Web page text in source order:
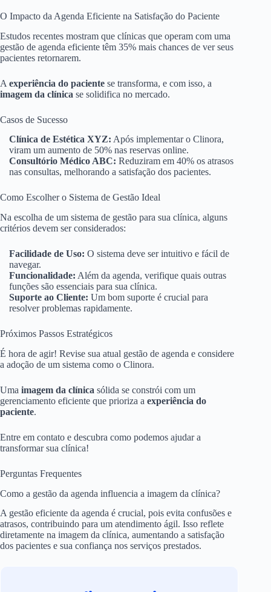
O Impacto da Agenda Eficiente na Satisfação do Paciente
Estudos recentes mostram que clínicas que operam com uma
gestão de agenda eficiente têm 35% mais chances de ver seus
pacientes retornarem.
A experiência do paciente se transforma, e com isso, a
imagem da clínica se solidifica no mercado.
Casos de Sucesso
Clínica de Estética XYZ: Após implementar o Clinora,
viram um aumento de 50% nas reservas online.
Consultório Médico ABC: Reduziram em 40% os atrasos
nas consultas, melhorando a satisfação dos pacientes.
Como Escolher o Sistema de Gestão Ideal
Na escolha de um sistema de gestão para sua clínica, alguns
critérios devem ser considerados:
Facilidade de Uso: O sistema deve ser intuitivo e fácil de
navegar.
Funcionalidade: Além da agenda, verifique quais outras
funções são essenciais para sua clínica.
Suporte ao Cliente: Um bom suporte é crucial para
resolver problemas rapidamente.
Próximos Passos Estratégicos
É hora de agir! Revise sua atual gestão de agenda e considere
a adoção de um sistema como o Clinora.
Uma imagem da clínica sólida se constrói com um
gerenciamento eficiente que prioriza a experiência do
paciente.
Entre em contato e descubra como podemos ajudar a
transformar sua clínica!
Perguntas Frequentes
Como a gestão da agenda influencia a imagem da clínica?
A gestão eficiente da agenda é crucial, pois evita confusões e
atrasos, contribuindo para um atendimento ágil. Isso reflete
diretamente na imagem da clínica, aumentando a satisfação
dos pacientes e sua confiança nos serviços prestados.